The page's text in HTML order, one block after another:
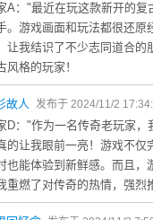
A："最近在玩这款新开的
。游戏画面和玩法都很还
让我结识了不少志同道合的
风格的玩家！
故人 发布于 2024/11/2
D："作为一名传奇老玩家
的让我眼前一亮！游戏不仅
也能体验到新鲜感。而且
重燃了对传奇的热情，强烈